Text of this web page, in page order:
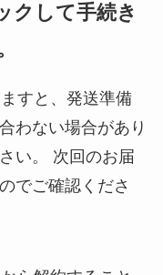
クして手続き
すと、発送準備
わない場合があり
い。 次回のお届
でご確認くださ